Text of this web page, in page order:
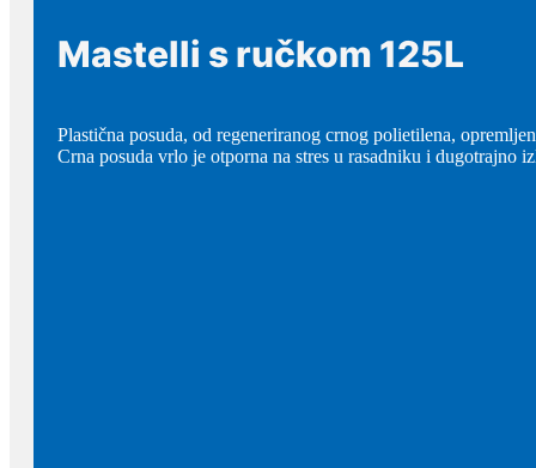
Mastelli s ručkom 125L
Plastična posuda, od regeneriranog crnog polietilena,
Crna posuda vrlo je otporna na stres u rasadniku i dugotrajno